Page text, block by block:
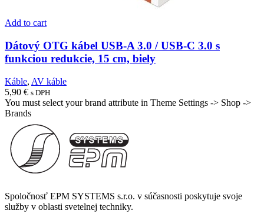
Add to cart
Dátový OTG kábel USB-A 3.0 / USB-C 3.0 s
funkciou redukcie, 15 cm, biely
Káble, AV káble
5,90 € s DPH
You must select your brand attribute in Theme Settings -> Shop ->
Brands
Spoločnosť EPM SYSTEMS s.r.o. v súčasnosti poskytuje svoje
služby v oblasti svetelnej techniky.